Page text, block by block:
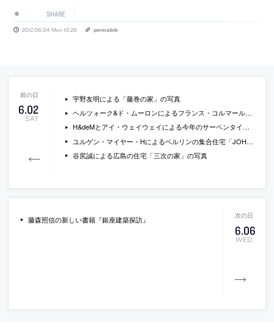
SHARE
2012.06.04 Mon 10:26 permalink
6.02
SAT
宇野友明による「藤巻の家」の写真
ヘルツォーク&ド・ムーロンによるフランス・コルマールのウンターリンデン美術館の増築の画像
H&deMとアイ・ウェイウェイによる今年のサーペンタイン・パヴィリオンの、イワン・バーンが撮影した写真
ユルゲン・マイヤー・Hによるベルリンの集合住宅「JOH3」の写真
谷尻誠による広島の住宅「三次の家」の写真
6.06
WED
藤森照信の新しい書籍『銀座建築探訪』